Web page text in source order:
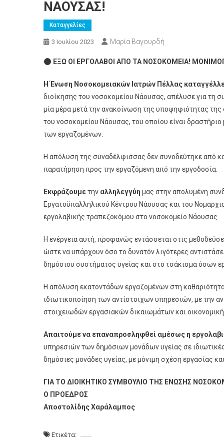
ΝΑΟΥΣΑΣ!
Καταγγελίες
3 Ιουλίου 2023 Μαρία Βαγουρδή
ΕΞΩ ΟΙ ΕΡΓΟΛΑΒΟΙ ΑΠΟ ΤΑ ΝΟΣΟΚΟΜΕΙΑ!
Η Ένωση Νοσοκομειακών Ιατρών Πέλλας
διοίκησης του νοσοκομείου Νάουσας, απέλυσε για τη
μία μέρα μετά την ανακοίνωση της υποψηφιότητας
του νοσοκομείου Νάουσας, του οποίου είναι
των εργαζομένων.
Η απόλυση της συναδέλφισσας δεν συνοδεύτηκε από
παρατήρηση προς την εργαζόμενη από την εργοδοσία.
Εκφράζουμετην αλληλεγγύη μας στην απολυμένη
Εργατοϋπαλληλικού Κέντρου Νάουσας και του
εργολαβικής τραπεζοκόμου στο νοσοκομείο Νάουσας.
Η ενέργεια αυτή, προφανώς εντάσσεται στις
ώστε να υπάρχουν όσο το δυνατόν λιγότερες
δημόσιου συστήματος υγείας και στο τσάκισμα όσων
Η απόλυση εκατοντάδων εργαζομένων στη
ιδιωτικοποίηση των αντίστοιχων υπηρεσιών, με την
στοιχειωδών εργασιακών δικαιωμάτων και
Απαιτούμε να επαναπροσληφθεί αμέσως η
υπηρεσιών των δημόσιων μονάδων υγείας σε
δημόσιες μονάδες υγείας, με μόνιμη σχέση εργασίας
ΓΙΑ ΤΟ ΔΙΟΙΚΗΤΙΚΟ ΣΥΜΒΟΥΛΙΟ ΤΗΣ ΕΝΩΣΗΣ
Ο ΠΡΟΕΔΡΟΣ
Αποστολίδης Χαράλαμπος
Ετικέτα: